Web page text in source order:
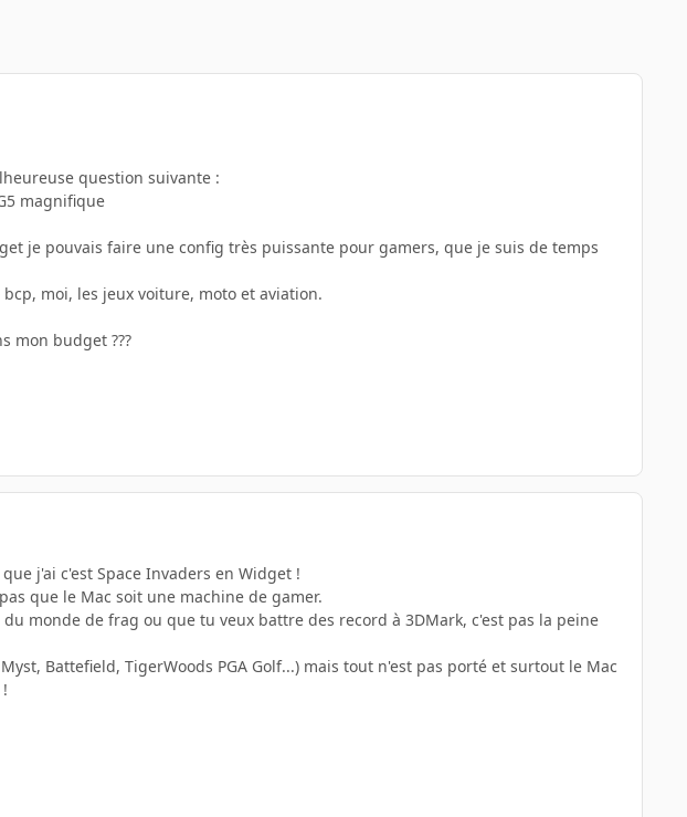
question suivante :
magnifique
je pouvais faire une config très puissante pour gamers, que je suis de temps
moi, les jeux voiture, moto et aviation.
mon budget ???
j'ai c'est Space Invaders en Widget !
que le Mac soit une machine de gamer.
monde de frag ou que tu veux battre des record à 3DMark, c'est pas la peine
Battefield, TigerWoods PGA Golf...) mais tout n'est pas porté et surtout le Mac